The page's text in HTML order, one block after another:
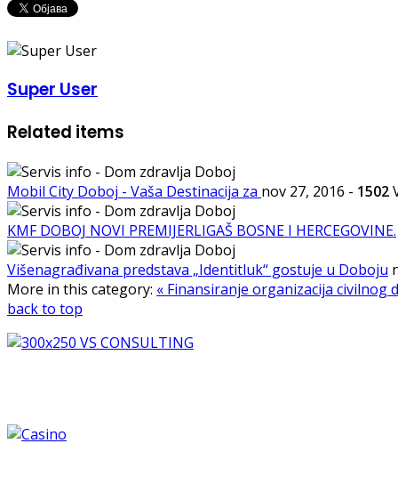
Super User
Related items
Mobil City Doboj - Vaša Destinacija za nov 27, 2016 - 1502
KMF DOBOJ NOVI PREMIJERLIGAŠ BOSNE I HERCEGOVINE.
Višenagrađivana predstava „Identitluk“ gostuje u Doboju
More in this category: « Finansiranje organizacija civilnog
back to top